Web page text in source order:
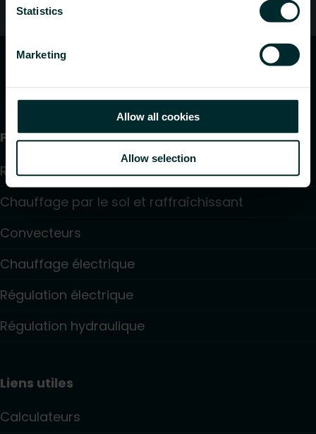
Statistics
Marketing
Allow all cookies
Allow selection
Service client
Produits
Radiateurs
Chauffage par le sol et raffraîchissant
Convecteurs
Chauffage électrique
Régulation électrique
Régulation hydraulique
Liens utiles
Calculateurs